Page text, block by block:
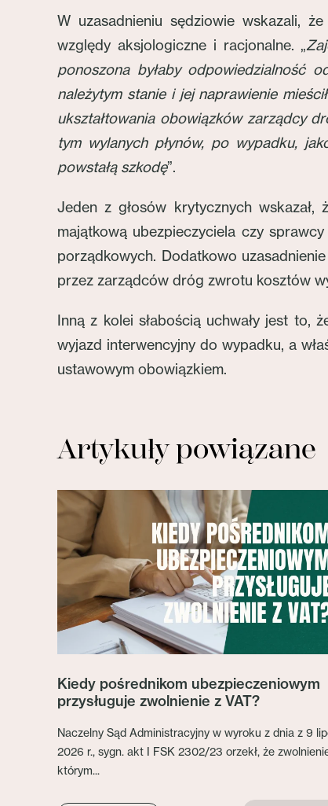
W uzasadnieniu sędziowie wskazali,
względy aksjologiczne i racjonalne. „
ponoszona byłaby odpowiedzialność
należytym stanie i jej naprawienie
ukształtowania obowiązków zarządcy
tym wylanych płynów, po wypadku,
powstałą szkodę”.
Jeden z głosów krytycznych wskazał,
majątkową ubezpieczyciela czy
porządkowych. Dodatkowo
przez zarządców dróg zwrotu kosztów
Inną z kolei słabością uchwały jest to,
wyjazd interwencyjny do wypadku, a
ustawowym obowiązkiem.
Artykuły powiązane
Kiedy pośrednikom ubezpieczeniowym
przysługuje zwolnienie z VAT?
Naczelny Sąd Administracyjny w wyroku z dnia z 9
2026 r., sygn. akt I FSK 2302/23 orzekł, że
którym...